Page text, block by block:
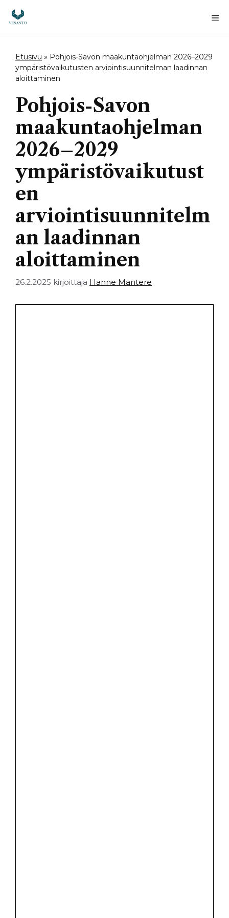
sisältöön
Etusivu » Pohjois-Savon maakuntaohjelman 2026–2029
ympäristövaikutusten arviointisuunnitelman laadinnan
aloittaminen
Pohjois-Savon
maakuntaohjelman
2026–2029
ympäristövaikutust
en
arviointisuunnitelm
an laadinnan
aloittaminen
26.2.2025 kirjoittaja Hanne Mantere